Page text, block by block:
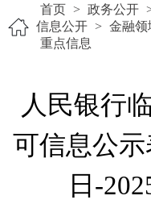
首页 > 政务公开
信息公开 > 金融领
重点信息
人民银行
可信息公示
日-